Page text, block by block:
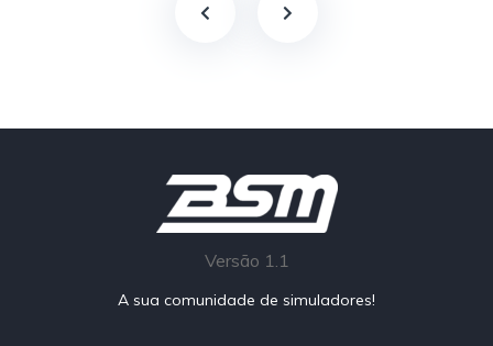
Versão 1.1
A sua comunidade de simuladores!